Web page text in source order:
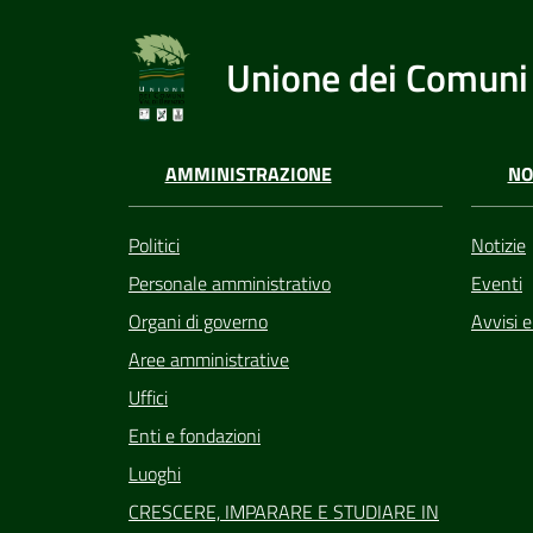
Unione dei
AMMINISTRAZIONE
Politici
Personale amministrativo
Organi di governo
Aree amministrative
Uffici
Enti e fondazioni
Luoghi
CRESCERE, IMPARARE E STUDIARE IN
Notizie
Eventi
Avvisi